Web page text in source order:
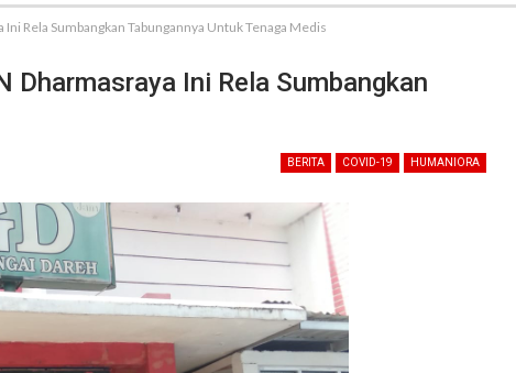
Rela Sumbangkan Tabungannya Untuk Tenaga Medis
Dharmasraya Ini Rela Sumbangkan
BERITA COVID-19 HUMANIORA